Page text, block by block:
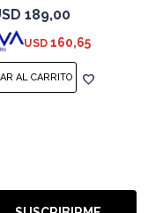
189,00
USD 160,65